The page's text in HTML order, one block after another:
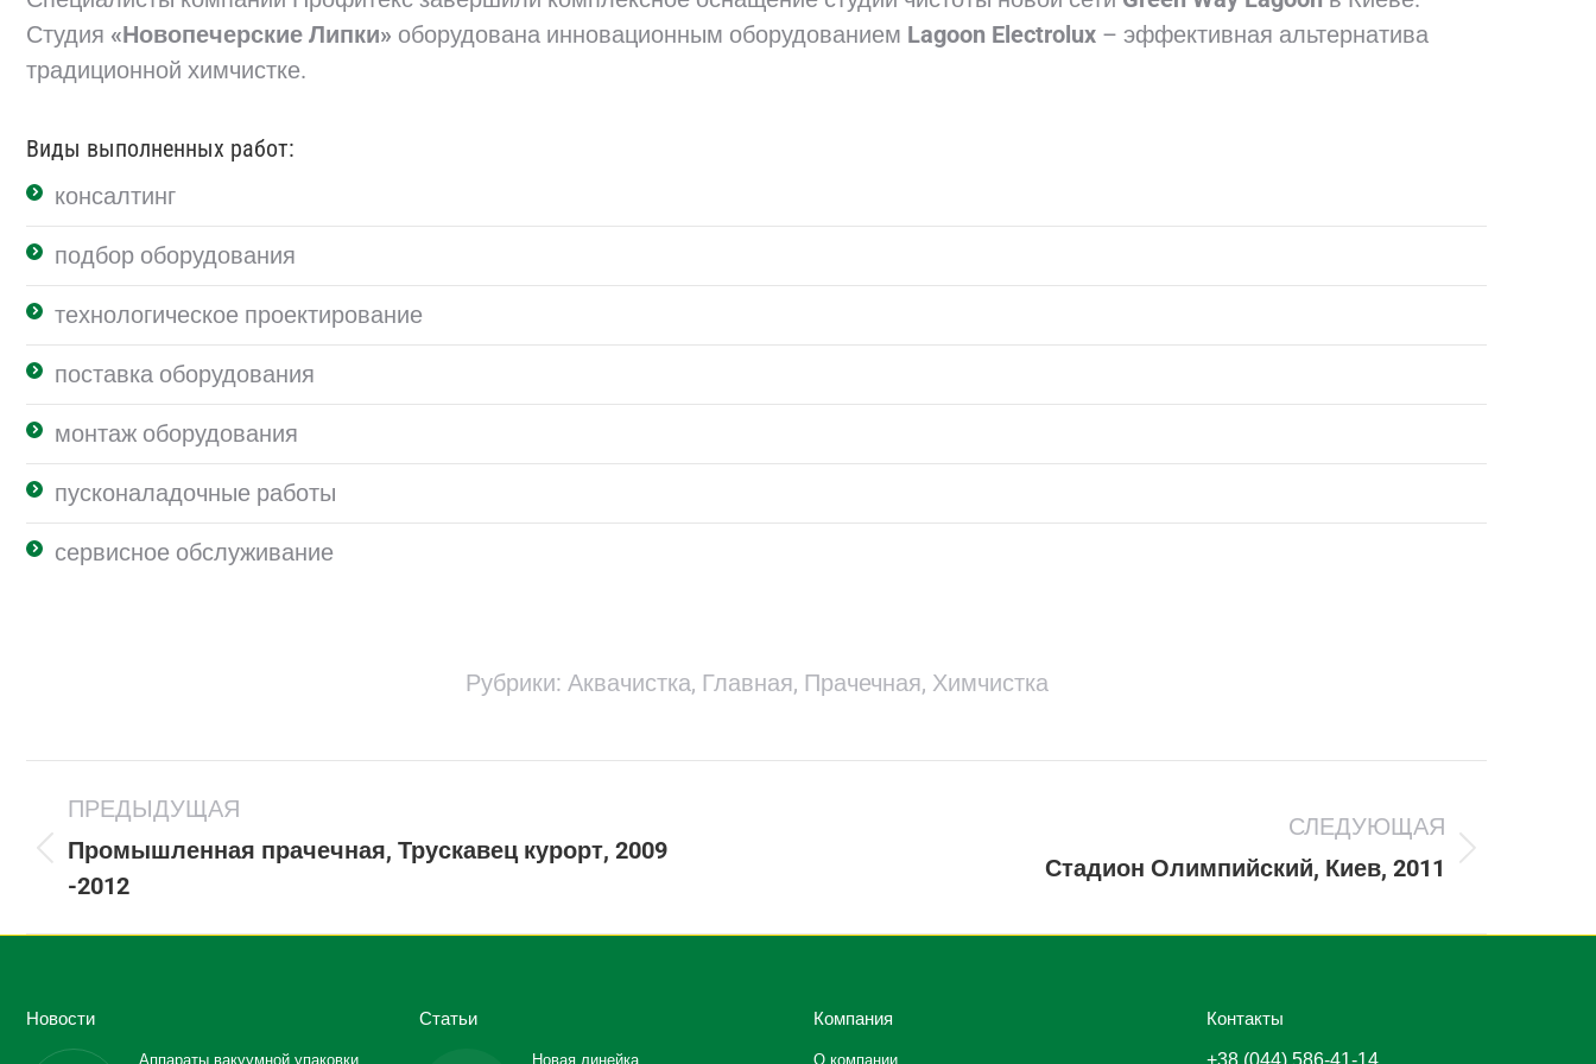
Студия «Новопечерские Липки» оборудована инновационным оборудованием Lagoon Electrolux – эффективная альтернатива
традиционной химчистке.
Виды выполненных работ:
консалтинг
подбор оборудования
технологическое проектирование
поставка оборудования
монтаж оборудования
пусконаладочные работы
сервисное обслуживание
Рубрики: Аквачистка, Главная, Прачечная, Химчистка
navigation
ПРЕДЫДУЩАЯ
Previous
project:
Промышленная прачечная, Трускавец курорт, 2009
-2012
СЛЕДУЮЩАЯ
Стадион Олимпийский, Киев, 2011
Новости
Аппараты вакуумной упаковки
Статьи
Новая линейка
Компания
О компании
Контакты
+38 (044) 586-41-14